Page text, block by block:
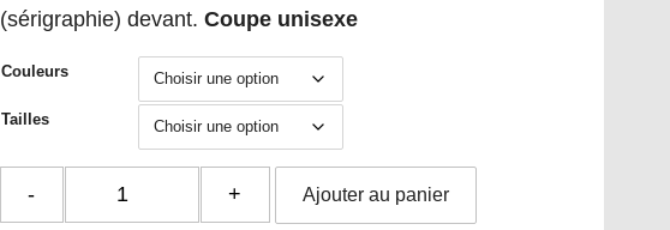
(sérigraphie) devant. Coupe unisexe
Couleurs
Tailles
Ajouter au panier